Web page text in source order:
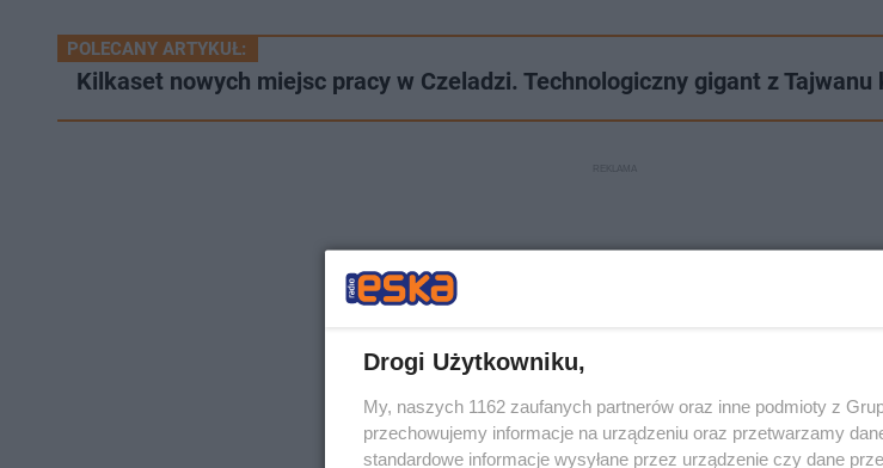
POLECANY ARTYKUŁ:
Kilkaset nowych miejsc pracy w Czeladzi. Technologiczny gigant z Tajwanu
Drogi Użytkowniku,
My, naszych 1162 zaufanych partnerów oraz inne podmioty z
przechowujemy informacje na urządzeniu oraz przetwarzamy
standardowe informacje wysyłane przez urządzenie czy dane